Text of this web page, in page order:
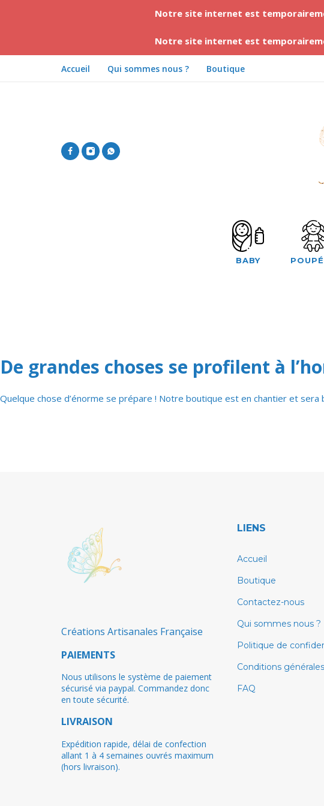
Notre site internet est
Notre site internet est
Accueil Qui sommes nous ? Boutique
BABY
De grandes choses se profilent à
Quelque chose d’énorme se prépare ! Notre boutique est en chantier et sera
Créations Artisanales Française
PAIEMENTS
Nous utilisons le système de paiement
sécurisé via paypal. Commandez donc
en toute sécurité.
LIVRAISON
Expédition rapide, délai de confection
allant 1 à 4 semaines ouvrés maximum
(hors livraison).
LIENS
Accueil
Boutique
Contactez-nous
Qui sommes nous ?
Politique de
Conditions
FAQ